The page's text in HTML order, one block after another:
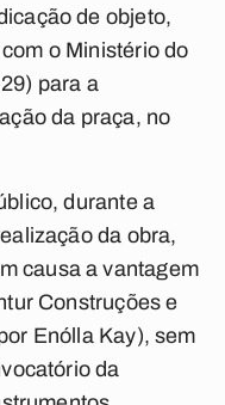
de objeto,
o Ministério do
para a
da praça, no
durante a
da obra,
causa a vantagem
Construções e
Enólla Kay), sem
da